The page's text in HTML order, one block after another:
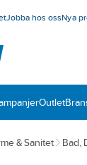
Jobba hos ossNya
Outlet
& Sanitet Bad,